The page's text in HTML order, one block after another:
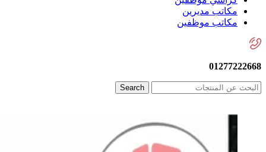
مكاتب مديرين
مكاتب موظفين
01277222668
Search